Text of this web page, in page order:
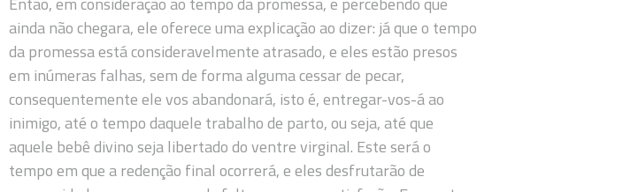
ainda não chegara, ele oferece uma explicação ao dizer: já que o tempo
da promessa está consideravelmente atrasado, e eles estão presos
em inúmeras falhas, sem de forma alguma cessar de pecar,
consequentemente ele vos abandonará, isto é, entregar-vos-á ao
inimigo, até o tempo daquele trabalho de parto, ou seja, até que
aquele bebê divino seja libertado do ventre virginal. Este será o
tempo em que a redenção final ocorrerá, e eles desfrutarão de